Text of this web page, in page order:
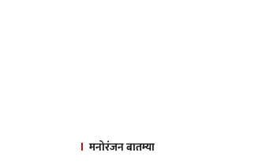
मनोरंजन बातम्या